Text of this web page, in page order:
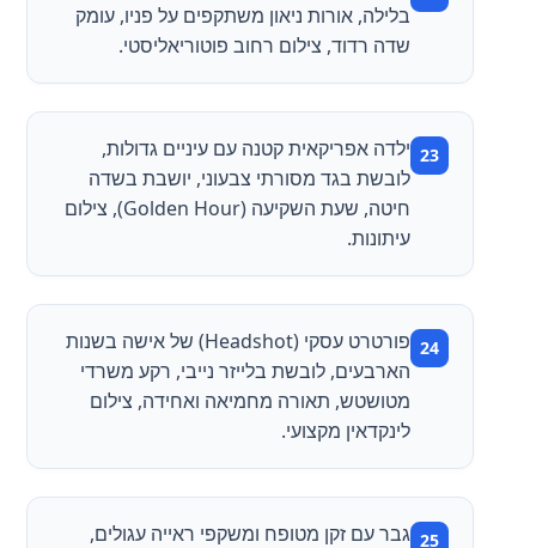
בלילה, אורות ניאון משתקפים על פניו, עומק
שדה רדוד, צילום רחוב פוטוריאליסטי.
ילדה אפריקאית קטנה עם עיניים גדולות,
לובשת בגד מסורתי צבעוני, יושבת בשדה
חיטה, שעת השקיעה (Golden Hour), צילום
עיתונות.
פורטרט עסקי (Headshot) של אישה בשנות
הארבעים, לובשת בלייזר נייבי, רקע משרדי
מטושטש, תאורה מחמיאה ואחידה, צילום
לינקדאין מקצועי.
גבר עם זקן מטופח ומשקפי ראייה עגולים,